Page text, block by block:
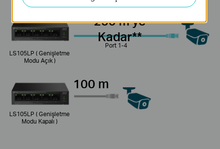
LS105LP ( Genişletme
Modu Açık )
LS105LP ( Genişletme
Modu Kapalı )
Port 1-4
250 m'ye
Kadar**
100 m